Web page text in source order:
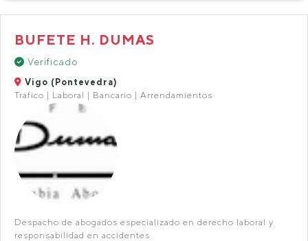
BUFETE H. DUMAS
Verificado
Vigo (Pontevedra)
Tráfico | Laboral | Bancario | Arrendamientos
Despacho de abogados especializado en derecho laboral y
responsabilidad en accidentes